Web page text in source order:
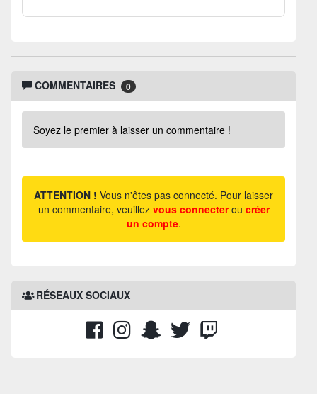
COMMENTAIRES 0
Soyez le premier à laisser un commentaire !
ATTENTION ! Vous n'êtes pas connecté. Pour laisser
un commentaire, veuillez vous connecterou créer
un compte.
RÉSEAUX SOCIAUX